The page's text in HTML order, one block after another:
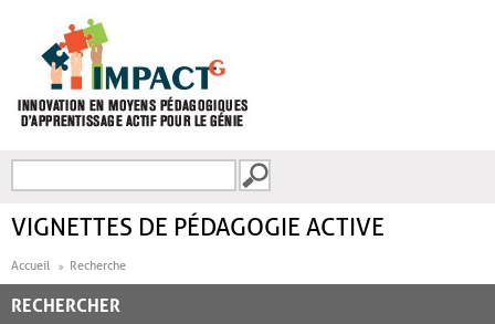
FORMULAIRE DE
VIGNETTES DE PÉDAGOGIE ACTIVE
Accueil Recherche
RECHERCHER